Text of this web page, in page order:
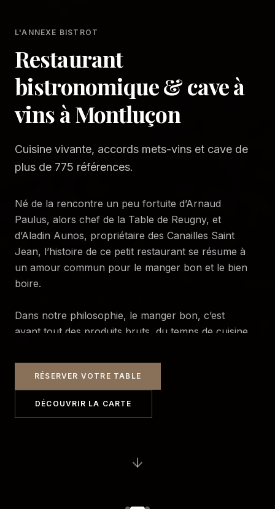
L'ANNEXE BISTROT
Restaurant
bistronomique & cave à
vins à Montluçon
Cuisine vivante, accords mets-vins et cave de
plus de 775 références.
Né de la rencontre un peu fortuite d’Arnaud
Paulus, alors chef de la Table de Reugny, et
d’Aladin Aunos, propriétaire des Canailles Saint
Jean, l’histoire de ce petit restaurant se résume à
un amour commun pour le manger bon et le bien
boire.
Dans notre philosophie, le manger bon, c’est
avant tout des produits bruts, du temps de cuisine
cuisinier qui imprime son style, sans compromis,
et surtout sans laisser indifférent.
producteur, la méthode de production, le savoir-
RÉSERVER VOTRE TABLE
DÉCOUVRIR LA CARTE